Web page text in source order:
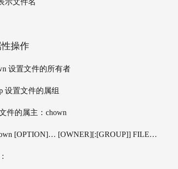
示文件名
操作
设置文件的所有者
设置文件的属组
件的属主：chown
[OPTION]… [OWNER][:[GROUP]] FILE…